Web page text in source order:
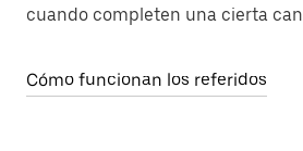
cuando completen una cierta
Cómo funcionan los referidos